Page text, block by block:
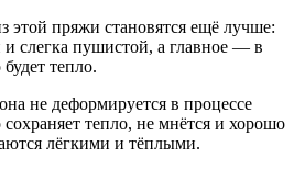
этой пряжи становятся ещё лучше:
и слегка пушистой, а главное — в
тепло.
не деформируется в процессе
тепло, не мнётся и хорошо
лёгкими и тёплыми.